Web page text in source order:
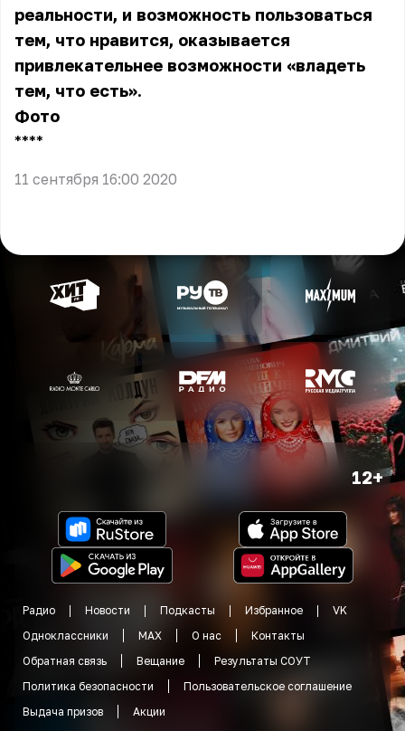
реальности, и возможность пользоваться
тем, что нравится, оказывается
привлекательнее возможности «владеть
тем, что есть».
Фото
** **
11 сентября 16:00 2020
12+
Радио Новости Подкасты Избранное
VK
Одноклассники
MAX О нас
Контакты
Обратная связь
Вещание
Результаты СОУТ
Политика безопасности
Пользовательское соглашение
Выдача призов
Акции